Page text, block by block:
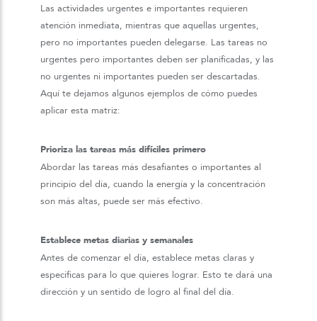
Las actividades urgentes e importantes requieren
atención inmediata, mientras que aquellas urgentes,
pero no importantes pueden delegarse. Las tareas no
urgentes pero importantes deben ser planificadas, y las
no urgentes ni importantes pueden ser descartadas.
Aquí te dejamos algunos ejemplos de cómo puedes
aplicar esta matriz:
Prioriza las tareas más difíciles primero
Abordar las tareas más desafiantes o importantes al
principio del día, cuando la energía y la concentración
son más altas, puede ser más efectivo.
Establece metas diarias y semanales
Antes de comenzar el día, establece metas claras y
específicas para lo que quieres lograr. Esto te dará una
dirección y un sentido de logro al final del día.